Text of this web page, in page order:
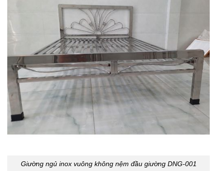
Giường ngủ inox vuông không nệm đầu giường DNG-001